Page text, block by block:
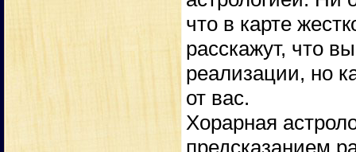
что в карте
расскажут, что
реализации, но
от вас.
Хорарная